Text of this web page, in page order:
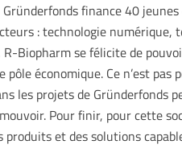
Gründerfonds finance 40
: technologie
Biopharm se félicite de
pôle économique. Ce n’est
les projets de Gründerfonds
Pour finir, pour cette
produits et des solutions